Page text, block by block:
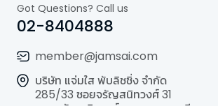
Got Questions? Call us
02-8404888
member@jamsai.com
บริษัท แจ่มใส พับลิชชิ่ง จำกัด
285/33 ซอยจรัญสนิทวงศ์ 31